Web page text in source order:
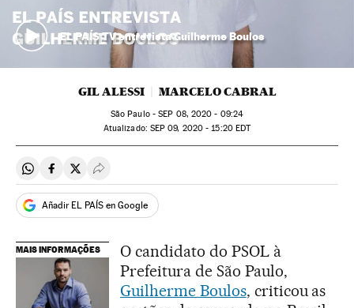
EL PAÍS TV entrevista Guilherme Boulos
GIL ALESSI MARCELO CABRAL
São Paulo -SEP 08, 2020 - 09:24
atualizado: SEP 09, 2020 - 15:20EDT
Compartir en Whatsapp
Compartir en Facebook
Compartir en Twitter
Desplegar Redes Sociales
Añadir EL PAÍS en Google
MAIS INFORMAÇÕES
O candidato do PSOL à
Prefeitura de São Paulo,
Guilherme Boulos, criticou as